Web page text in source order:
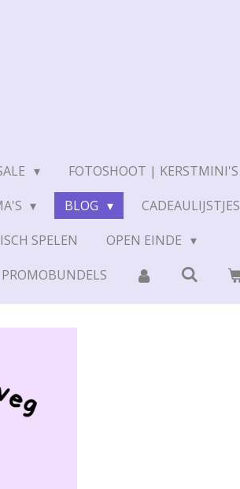
FOTOSHOOT | KERSTMINI'S
BLOG
CADEAULIJSTJES
SPELEN
OPEN EINDE
PROMOBUNDELS